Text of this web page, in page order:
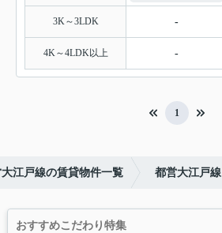
3K～3LDK -
4K～4LDK以上 -
1
江戸線の賃貸物件一覧 都営大江戸
おすすめこだわり特集